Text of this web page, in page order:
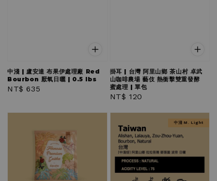
中淺 | 盧安達 布果伊處理廠 Red
Bourbon 厭氧日曬 | 0.5 lbs
Regular
NT$ 635
掛耳 | 台灣 阿里山鄉 茶山村 卓武
山咖啡農場 藝伎 熱衝擊雙重發酵
蜜處理 | 單包
Regular
NT$ 120
中淺 M. Light